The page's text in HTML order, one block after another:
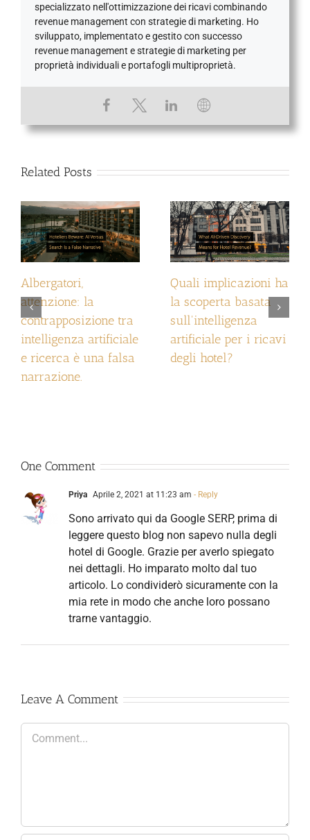
specializzato nell'ottimizzazione dei ricavi combinando
revenue management con strategie di marketing. Ho
sviluppato, implementato e gestito con successo
revenue management e strategie di marketing per
proprietà individuali e portafogli multiproprietà.
Related Posts
Albergatori,
attenzione: la
contrapposizione tra
intelligenza artificiale
e ricerca è una falsa
narrazione.
Quali implicazioni ha
la scoperta basata
sull'intelligenza
artificiale per i ricavi
degli hotel?
One Comment
Priya Aprile 2, 2021 at 11:23 am - Reply
Sono arrivato qui da Google SERP, prima di
leggere questo blog non sapevo nulla degli
hotel di Google. Grazie per averlo spiegato
nei dettagli. Ho imparato molto dal tuo
articolo. Lo condividerò sicuramente con la
mia rete in modo che anche loro possano
trarne vantaggio.
Leave A Comment
Comment